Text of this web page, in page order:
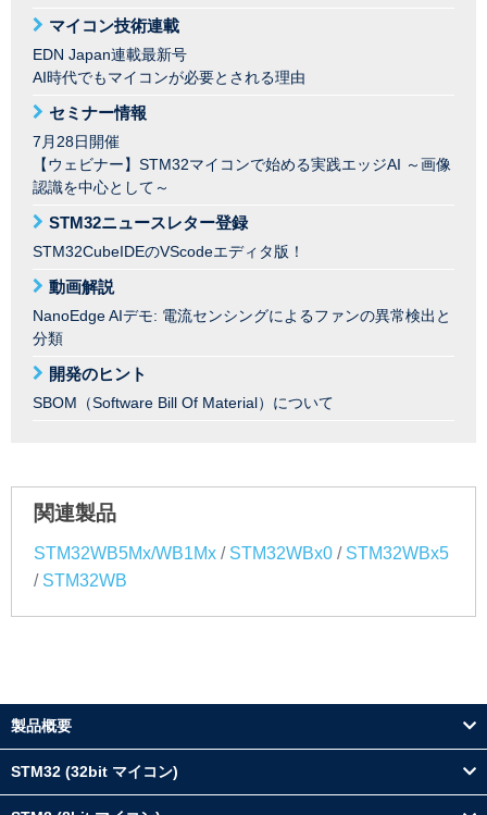
マイコン技術連載
EDN Japan連載最新号
AI時代でもマイコンが必要とされる理由
セミナー情報
7月28日開催
【ウェビナー】STM32マイコンで始める実践エッジAI ～画像
認識を中心として～
STM32ニュースレター登録
STM32CubeIDEのVScodeエディタ版！
動画解説
NanoEdge AIデモ: 電流センシングによるファンの異常検出と
分類
開発のヒント
SBOM（Software Bill Of Material）について
関連製品
STM32WB5Mx/WB1Mx / STM32WBx0 / STM32WBx5
/ STM32WB
製品概要
STM32 (32bit マイコン)